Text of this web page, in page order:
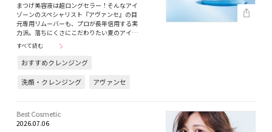
まつげ美容液は超ロングセラー！そんなアイ
ゾーンのスペシャリスト『アヴァンセ』の目
元専用リムーバーも、プロが長年信用する実
力派。落ちにくさにこだわりたい夏のアイ…
すべて読む
おすすめクレンジング
洗顔・クレンジング
アヴァンセ
Best Cosmetic
2026.07.06